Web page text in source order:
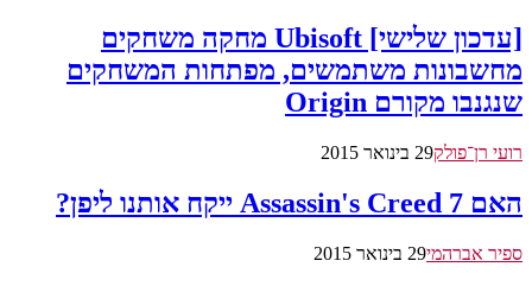
[עדכון שלישי] Ubisoft מחקה משחקים
מחשבונות משתמשים, מפתחות המשחקים
שנגנבו מקורם Origin
רועי רן־פולק29 בינואר 2015
האם Assassin's Creed 7 ייקח אותנו ליפן?
ספיר אברהמי29 בינואר 2015